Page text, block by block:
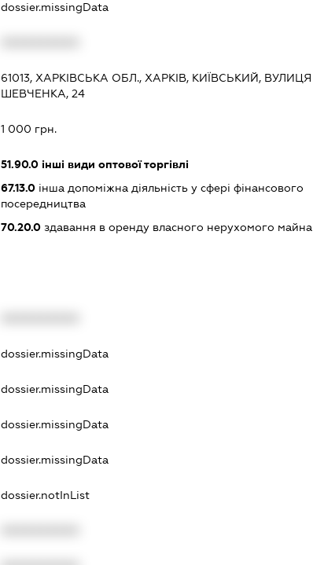
dossier.missingData
61013, ХАРКІВСЬКА ОБЛ., ХАРКІВ, КИЇВСЬКИЙ, ВУЛИЦЯ
ШЕВЧЕНКА, 24
1 000 грн.
51.90.0інші види оптової торгівлі
67.13.0інша допоміжна діяльність у сфері фінансового
посередництва
70.20.0здавання в оренду власного нерухомого майна
dossier.missingData
dossier.missingData
dossier.missingData
dossier.missingData
dossier.notInList